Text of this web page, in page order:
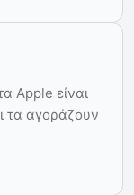
Apple είναι
τα αγοράζουν